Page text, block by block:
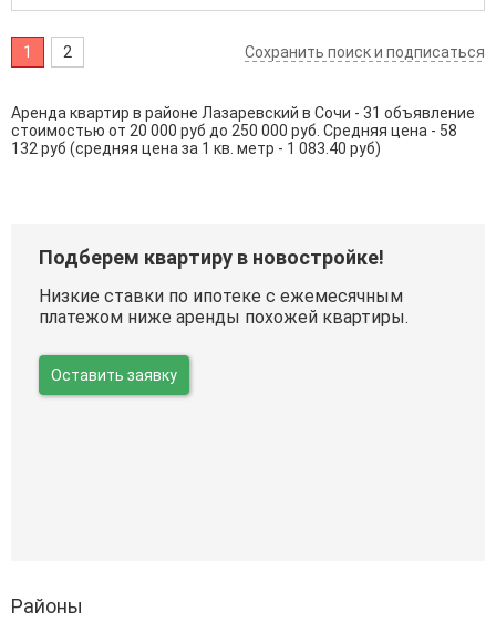
1 2 Сохранить поиск и подписаться
Аренда квартир в районе Лазаревский в Сочи - 31 объявление
стоимостью от 20 000 руб до 250 000 руб. Средняя цена - 58
132 руб (средняя цена за 1 кв. метр - 1 083.40 руб)
Подберем квартиру в новостройке!
Низкие ставки по ипотеке с ежемесячным
платежом ниже аренды похожей квартиры.
Оставить заявку
Районы